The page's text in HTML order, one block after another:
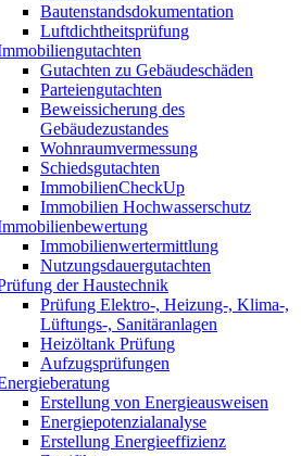
Bautenstandsdokumentation
Luftdichtheitsprüfung
Gutachten zu Gebäudeschäden
Parteiengutachten
Beweissicherung des
Gebäudezustandes
Wohnraumvermessung
Schiedsgutachten
ImmobilienCheckUp
Immobilien Hochwasserschutz
Immobilienwertermittlung
Nutzungsdauergutachten
der Haustechnik
Prüfung Elektro-, Heizung-, Klima-,
Lüftungs-, Sanitäranlagen
Heizöltank Prüfung
Aufzugsprüfungen
Erstellung von Energieausweisen
Energiepotenzialanalyse
Erstellung Energieeffizienz